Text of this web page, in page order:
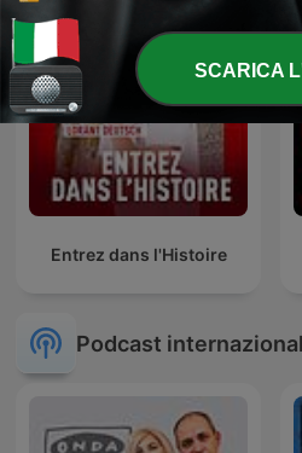
Entrez dans l'Histoire
Podcast
SCARICA